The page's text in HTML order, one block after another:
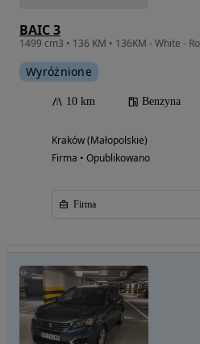
BAIC 3
1499 cm3 • 136 KM • 136KM - White -
Wyróżnione
10 km Benzyna
Kraków (Małopolskie)
Firma • Opublikowano
Firma